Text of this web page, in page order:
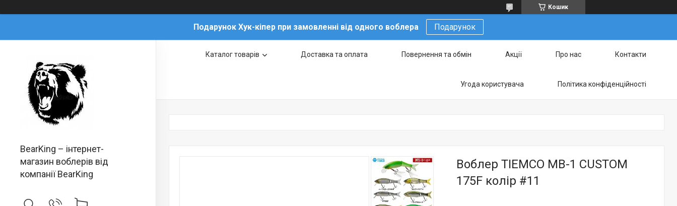
Кошик
Подарунок Хук-кіпер при замовленні від одного воблера Подарунок
BearKing – інтернет-
магазин воблерів від
компанії BearKing
Каталог товарів Доставка та оплата Повернення та обмін Акції Про нас Контакти
Угода користувача Політика конфіденційності
Воблер TIEMCO MB-1 CUSTOM
175F колір #11